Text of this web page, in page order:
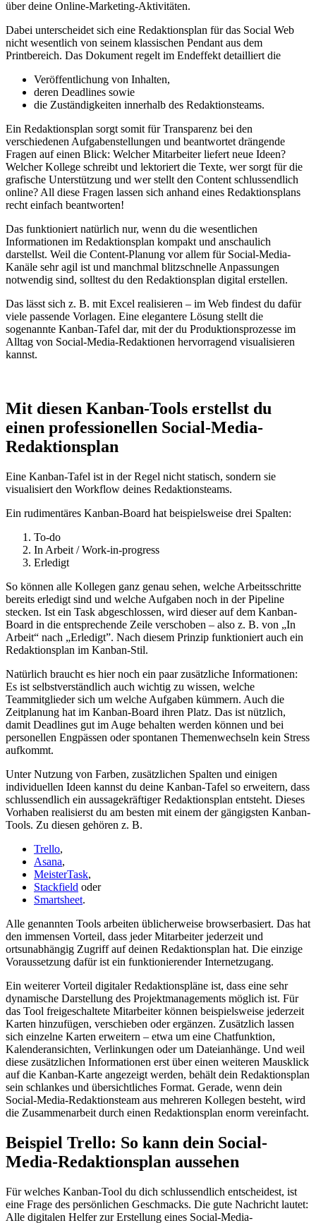
über deine Online-Marketing-Aktivitäten.
Dabei unterscheidet sich eine Redaktionsplan für das Social Web
nicht wesentlich von seinem klassischen Pendant aus dem
Printbereich. Das Dokument regelt im Endeffekt detailliert die
Veröffentlichung von Inhalten,
deren Deadlines sowie
die Zuständigkeiten innerhalb des Redaktionsteams.
Ein Redaktionsplan sorgt somit für Transparenz bei den
verschiedenen Aufgabenstellungen und beantwortet drängende
Fragen auf einen Blick: Welcher Mitarbeiter liefert neue Ideen?
Welcher Kollege schreibt und lektoriert die Texte, wer sorgt für die
grafische Unterstützung und wer stellt den Content schlussendlich
online? All diese Fragen lassen sich anhand eines Redaktionsplans
recht einfach beantworten!
Das funktioniert natürlich nur, wenn du die wesentlichen
Informationen im Redaktionsplan kompakt und anschaulich
darstellst. Weil die Content-Planung vor allem für Social-Media-
Kanäle sehr agil ist und manchmal blitzschnelle Anpassungen
notwendig sind, solltest du den Redaktionsplan digital erstellen.
Das lässt sich z. B. mit Excel realisieren – im Web findest du dafür
viele passende Vorlagen. Eine elegantere Lösung stellt die
sogenannte Kanban-Tafel dar, mit der du Produktionsprozesse im
Alltag von Social-Media-Redaktionen hervorragend visualisieren
kannst.
Mit diesen Kanban-Tools erstellst du
einen professionellen Social-Media-
Redaktionsplan
Eine Kanban-Tafel ist in der Regel nicht statisch, sondern sie
visualisiert den Workflow deines Redaktionsteams.
Ein rudimentäres Kanban-Board hat beispielsweise drei Spalten:
To-do
In Arbeit / Work-in-progress
Erledigt
So können alle Kollegen ganz genau sehen, welche Arbeitsschritte
bereits erledigt sind und welche Aufgaben noch in der Pipeline
stecken. Ist ein Task abgeschlossen, wird dieser auf dem Kanban-
Board in die entsprechende Zeile verschoben – also z. B. von „In
Arbeit“ nach „Erledigt”. Nach diesem Prinzip funktioniert auch ein
Redaktionsplan im Kanban-Stil.
Natürlich braucht es hier noch ein paar zusätzliche Informationen:
Es ist selbstverständlich auch wichtig zu wissen, welche
Teammitglieder sich um welche Aufgaben kümmern. Auch die
Zeitplanung hat im Kanban-Board ihren Platz. Das ist nützlich,
damit Deadlines gut im Auge behalten werden können und bei
personellen Engpässen oder spontanen Themenwechseln kein Stress
aufkommt.
Unter Nutzung von Farben, zusätzlichen Spalten und einigen
individuellen Ideen kannst du deine Kanban-Tafel so erweitern, dass
schlussendlich ein aussagekräftiger Redaktionsplan entsteht. Dieses
Vorhaben realisierst du am besten mit einem der gängigsten Kanban-
Tools. Zu diesen gehören z. B.
Trello,
Asana,
MeisterTask,
Stackfield oder
Smartsheet.
Alle genannten Tools arbeiten üblicherweise browserbasiert. Das hat
den immensen Vorteil, dass jeder Mitarbeiter jederzeit und
ortsunabhängig Zugriff auf deinen Redaktionsplan hat. Die einzige
Voraussetzung dafür ist ein funktionierender Internetzugang.
Ein weiterer Vorteil digitaler Redaktionspläne ist, dass eine sehr
dynamische Darstellung des Projektmanagements möglich ist. Für
das Tool freigeschaltete Mitarbeiter können beispielsweise jederzeit
Karten hinzufügen, verschieben oder ergänzen. Zusätzlich lassen
sich einzelne Karten erweitern – etwa um eine Chatfunktion,
Kalenderansichten, Verlinkungen oder um Dateianhänge. Und weil
diese zusätzlichen Informationen erst über einen weiteren Mausklick
auf die Kanban-Karte angezeigt werden, behält dein Redaktionsplan
sein schlankes und übersichtliches Format. Gerade, wenn dein
Social-Media-Redaktionsteam aus mehreren Kollegen besteht, wird
die Zusammenarbeit durch einen Redaktionsplan enorm vereinfacht.
Beispiel Trello: So kann dein Social-
Media-Redaktionsplan aussehen
Für welches Kanban-Tool du dich schlussendlich entscheidest, ist
eine Frage des persönlichen Geschmacks. Die gute Nachricht lautet:
Alle digitalen Helfer zur Erstellung eines Social-Media-